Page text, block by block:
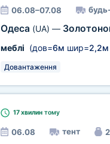
06.08–07.08
Одеса (UA) —
меблі (дов=6м шир=2,2м
Довантаження
17 хвилинтому
06.08 тент